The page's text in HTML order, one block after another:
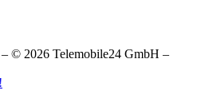
© 2026 Telemobile24 GmbH –